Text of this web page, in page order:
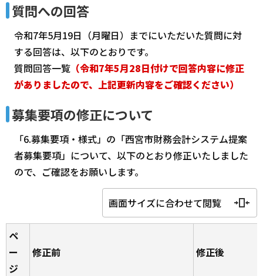
質問への回答
令和7年5月19日（月曜日）までにいただいた質問に対
する回答は、以下のとおりです。
質問回答一覧（令和7年5月28日付けで回答内容に修正
がありましたので、上記更新内容をご確認ください）
募集要項の修正について
「6.募集要項・様式」の「西宮市財務会計システム提案
者募集要項」について、以下のとおり修正いたしました
ので、ご確認をお願いします。
画面サイズに合わせて閲覧
ペ
ー
ジ
修正前 修正後